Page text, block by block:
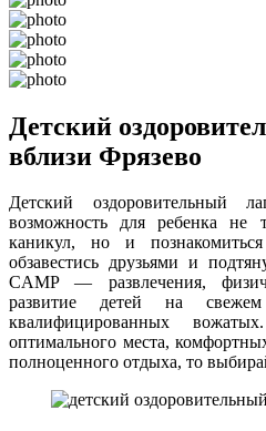
Детский
вблизи Фрязево
Детский оздоровительный
возможность для ребенка не
каникул, но и
обзавестись друзьями и
CAMP — развлечения,
развитие детей на
квалифицированных
оптимального места,
полноценного отдыха, то